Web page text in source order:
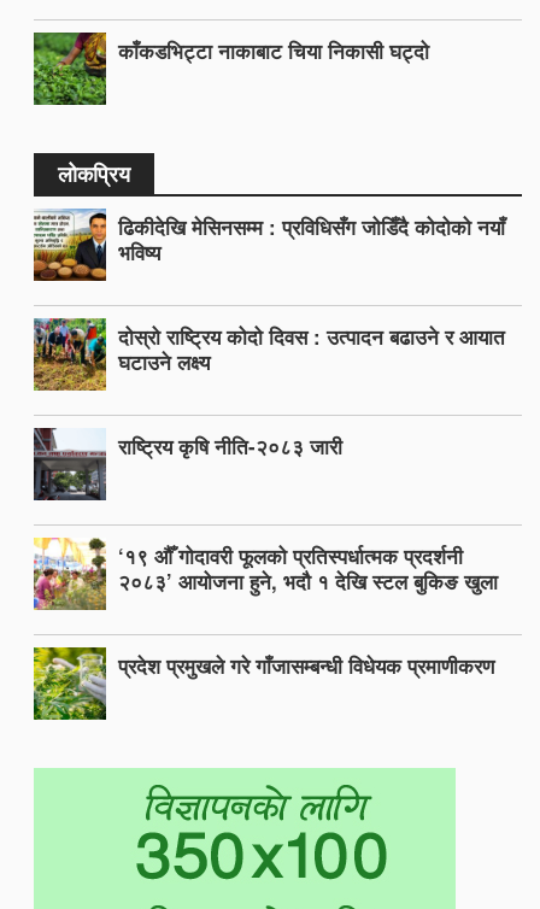
काँकडभिट्टा नाकाबाट चिया निकासी घट्दो
लोकप्रिय
ढिकीदेखि मेसिनसम्म : प्रविधिसँग जोडिँदै कोदोको नयाँ
भविष्य
दोस्रो राष्ट्रिय कोदो दिवस : उत्पादन बढाउने र आयात
घटाउने लक्ष्य
राष्ट्रिय कृषि नीति-२०८३ जारी
‘१९ औँ गोदावरी फूलको प्रतिस्पर्धात्मक प्रदर्शनी
२०८३’ आयोजना हुने, भदौ १ देखि स्टल बुकिङ खुला
प्रदेश प्रमुखले गरे गाँजासम्बन्धी विधेयक प्रमाणीकरण